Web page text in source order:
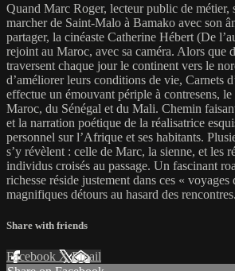
Quand Marc Roger, lecteur public de métier,
marcher de Saint-Malo à Bamako avec son
partager, la cinéaste Catherine Hébert (De
rejoint au Maroc, avec sa caméra. Alors que
traversent chaque jour le continent vers le
d’améliorer leurs conditions de vie, Carnets
effectue un émouvant périple à contresens,
Maroc, du Sénégal et du Mali. Chemin
et la narration poétique de la réalisatrice
personnel sur l’Afrique et ses habitants.
s’y révèlent : celle de Marc, la sienne, et les
individus croisés au passage. Un fascinant
richesse réside justement dans ces «
magnifiques détours au hasard des rencontres.
Share with friends
Facebook XEmail